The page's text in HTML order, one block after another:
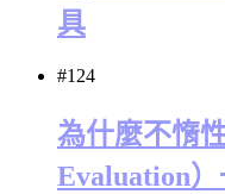
具
#124
為什麼不惰
Evaluation）